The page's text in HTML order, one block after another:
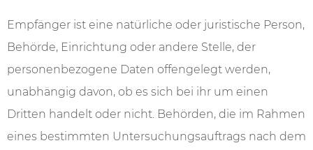
Empfänger ist eine natürliche oder juristische Person,
Behörde, Einrichtung oder andere Stelle, der
personenbezogene Daten offengelegt werden,
unabhängig davon, ob es sich bei ihr um einen
Dritten handelt oder nicht. Behörden, die im Rahmen
eines bestimmten Untersuchungsauftrags nach dem